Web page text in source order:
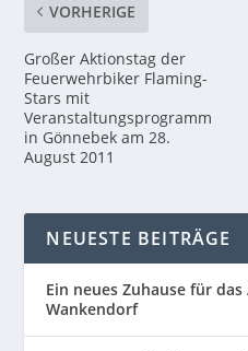
VORHERIGE
Großer Aktionstag der
Feuerwehrbiker Flaming-
Stars mit
Veranstaltungsprogramm
in Gönnebek am 28.
August 2011
NEUESTE BEITRÄGE
Ein neues Zuhause für
Wankendorf